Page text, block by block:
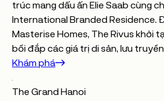
trúc mang dấu ấn Elie Saab cùng
International Branded Residence.
Masterise Homes, The Rivus khởi
bồi đắp các giá trị di sản, lưu
Khám phá
The Grand Hanoi